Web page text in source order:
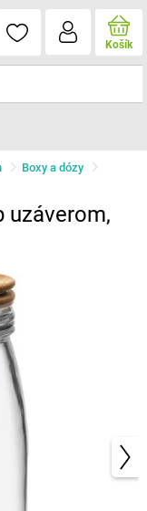
Košík
Boxy a dózy
uzáverom,